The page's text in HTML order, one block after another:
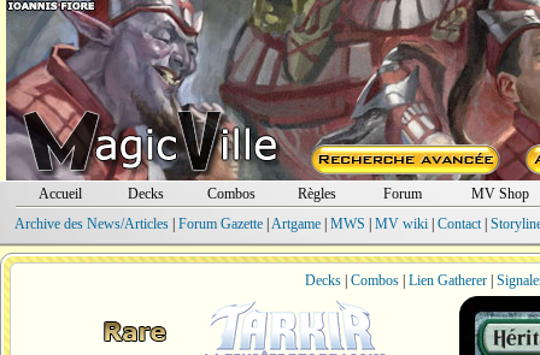
Accueil Decks Combos Règles Forum
MV Shop
Archive des News/Articles| Forum Gazette| Artgame| MWS MV wiki| Contact|
Decks| Combos| Lien Gatherer|